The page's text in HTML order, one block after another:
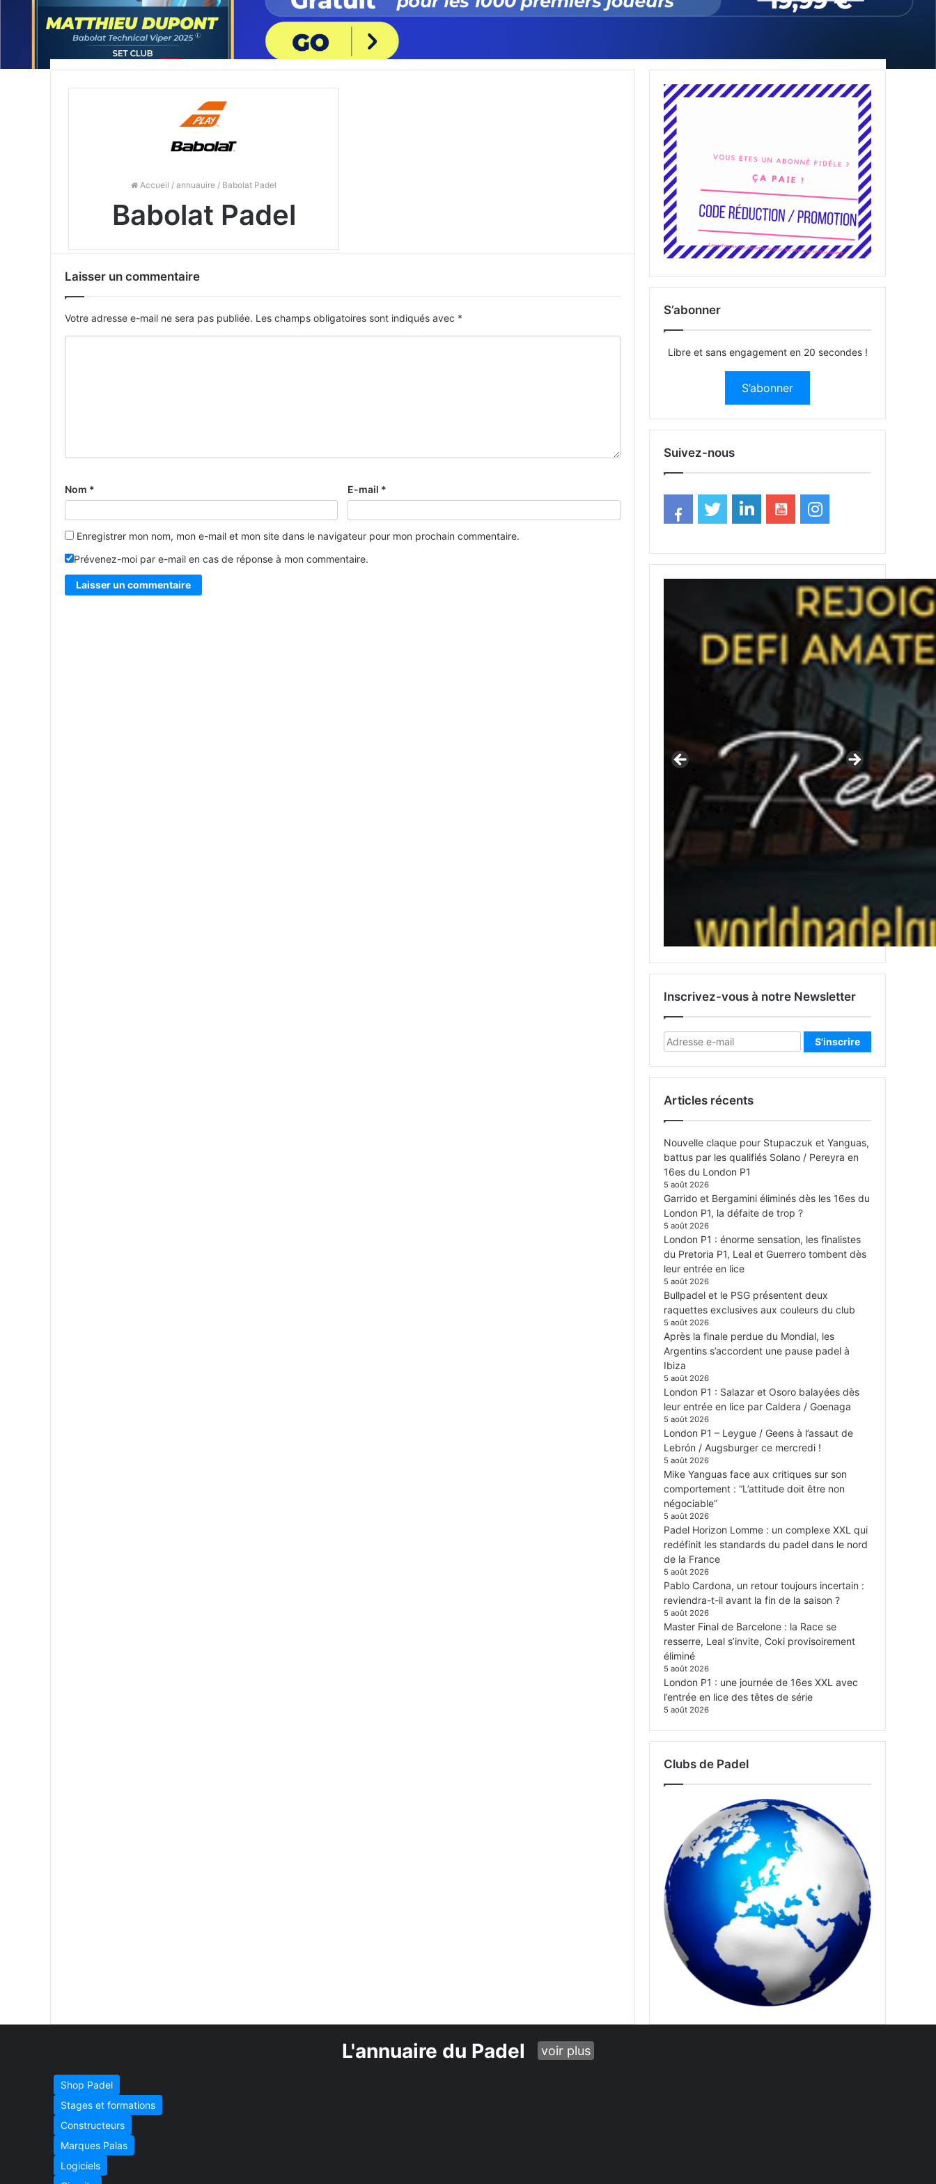
Accueil / annuauire / Babolat Padel
Babolat Padel
Laisser un commentaire
Votre adresse e-mail ne sera pas publiée. Les champs obligatoires sont indiqués avec *
Nom * E-mail *
Enregistrer mon nom, mon e-mail et mon site dans le navigateur pour mon prochain commentaire.
Prévenez-moi par e-mail en cas de réponse à mon commentaire.
S’abonner
Libre et sans engagement en 20 secondes !
S’abonner
Suivez-nous
Inscrivez-vous à notre Newsletter
Articles récents
Nouvelle claque pour Stupaczuk et Yanguas,
battus par les qualifiés Solano / Pereyra en
16es du London P1
5 août 2026
Garrido et Bergamini éliminés dès les 16es du
London P1, la défaite de trop ?
5 août 2026
London P1 : énorme sensation, les finalistes
du Pretoria P1, Leal et Guerrero tombent dès
leur entrée en lice
5 août 2026
Bullpadel et le PSG présentent deux
raquettes exclusives aux couleurs du club
5 août 2026
Après la finale perdue du Mondial, les
Argentins s’accordent une pause padel à
Ibiza
5 août 2026
London P1 : Salazar et Osoro balayées dès
leur entrée en lice par Caldera / Goenaga
5 août 2026
London P1 – Leygue / Geens à l’assaut de
Lebrón / Augsburger ce mercredi !
5 août 2026
Mike Yanguas face aux critiques sur son
comportement : “L’attitude doit être non
négociable”
5 août 2026
Padel Horizon Lomme : un complexe XXL qui
redéfinit les standards du padel dans le nord
de la France
5 août 2026
Pablo Cardona, un retour toujours incertain :
reviendra-t-il avant la fin de la saison ?
5 août 2026
Master Final de Barcelone : la Race se
resserre, Leal s’invite, Coki provisoirement
éliminé
5 août 2026
London P1 : une journée de 16es XXL avec
l’entrée en lice des têtes de série
5 août 2026
Clubs de Padel
L'annuaire du Padel voir plus
Shop Padel
Stages et formations
Constructeurs
Marques Palas
Logiciels